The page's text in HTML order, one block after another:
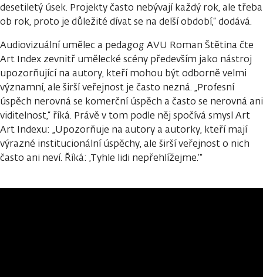
desetiletý úsek. Projekty často nebývají každý rok, ale třeba
ob rok, proto je důležité dívat se na delší období,“ dodává.
Audiovizuální umělec a pedagog AVU Roman Štětina čte
Art Index zevnitř umělecké scény především jako nástroj
upozorňující na autory, kteří mohou být odborně velmi
významní, ale širší veřejnost je často nezná. „Profesní
úspěch nerovná se komerční úspěch a často se nerovná ani
viditelnost,“ říká. Právě v tom podle něj spočívá smysl Art
Art Indexu: „Upozorňuje na autory a autorky, kteří mají
výrazné institucionální úspěchy, ale širší veřejnost o nich
často ani neví. Říká: ‚Tyhle lidi nepřehlížejme.‘“